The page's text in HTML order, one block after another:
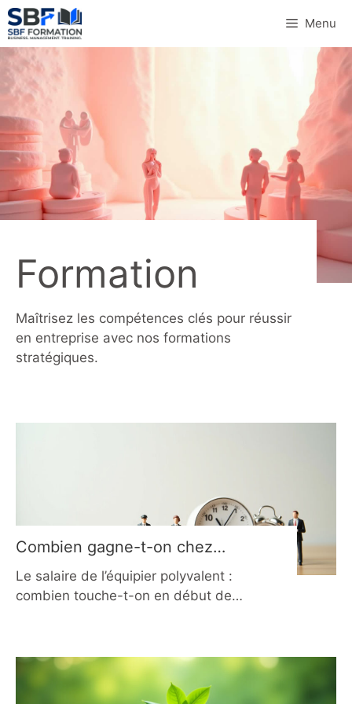
Aller
au
contenu
Menu
Formation
Maîtrisez les compétences clés pour réussir
en entreprise avec nos formations
stratégiques.
Combien gagne-t-on chez
McDonald’s en 2026 ?
Le salaire de l’équipier polyvalent :
combien touche-t-on en début de
est aligné sur le SMIC en vigueur, soit
12,02 € par heure en 2026.
Contrairement à certaines idées